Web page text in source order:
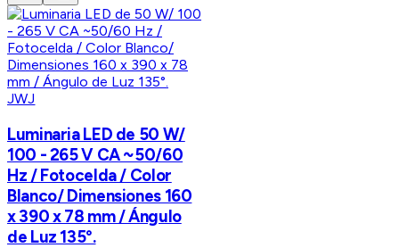
JWJ
Luminaria LED de 50 W/
100 - 265 V CA ~50/60
Hz / Fotocelda / Color
Blanco/ Dimensiones 160
x 390 x 78 mm / Ángulo
de Luz 135°.